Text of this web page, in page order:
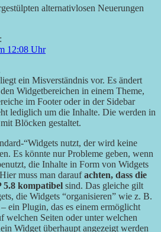
alternativlosen Neuerungen
12:08 Uhr
ein Misverständnis vor. Es ändert
Widgetbereichen in einem Theme,
im Footer oder in der Sidebar
lediglich um die Inhalte. Die werden in
Blöcken gestaltet.
“Widgets nutzt, der wird keine
Es könnte nur Probleme geben, wenn
die Inhalte in Form von Widgets
muss man daraufachten, dass die
5.8 kompatibel sind. Das gleiche gilt
die Widgets “organisieren” wie z. B.
ein Plugin, das es einem ermöglicht
welchen Seiten oder unter welchen
Widget überhaupt angezeigt werden